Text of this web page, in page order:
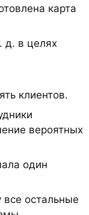
карта
д. в целях
клиентов.
вероятных
один
все остальные